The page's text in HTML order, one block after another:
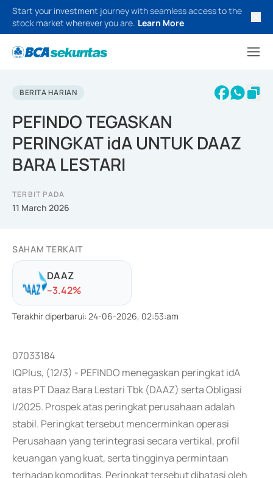
Start your investment journey with seamless access to the
stock market wherever you are. Learn More
BERITA HARIAN
PEFINDO TEGASKAN
PERINGKAT idA UNTUK DAAZ
BARA LESTARI
TERBIT PADA
11 March 2026
SAHAM TERKAIT
DAAZ
--3.42%
Terakhir diperbarui: 24-06-2026, 02:53:am
07033184
IQPlus, (12/3) - PEFINDO menegaskan peringkat idA
atas PT Daaz Bara Lestari Tbk (DAAZ) serta Obligasi
I/2025. Prospek atas peringkat perusahaan adalah
stabil. Peringkat tersebut mencerminkan operasi
Perusahaan yang terintegrasi secara vertikal, profil
keuangan yang kuat, serta tingginya permintaan
terhadap komoditas. Peringkat tersebut dibatasi oleh